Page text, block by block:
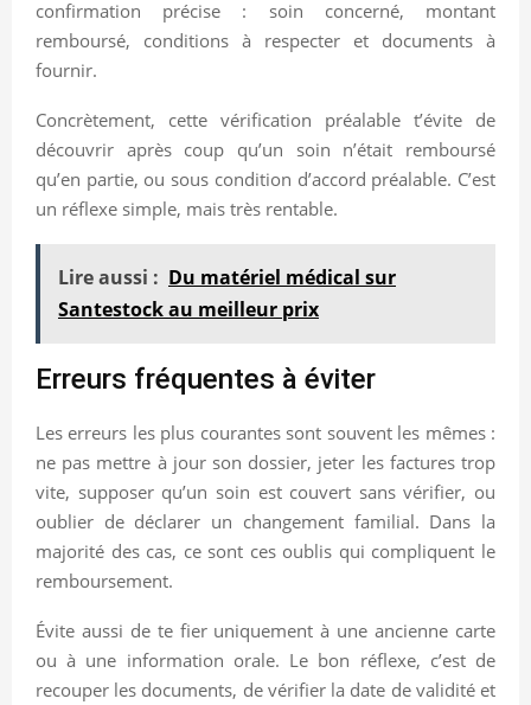
confirmation précise : soin concerné, montant
remboursé, conditions à respecter et documents à
fournir.
Concrètement, cette vérification préalable t’évite de
découvrir après coup qu’un soin n’était remboursé
qu’en partie, ou sous condition d’accord préalable. C’est
un réflexe simple, mais très rentable.
Lire aussi : Du matériel médical sur
Santestock au meilleur prix
Erreurs fréquentes à éviter
Les erreurs les plus courantes sont souvent les mêmes :
ne pas mettre à jour son dossier, jeter les factures trop
vite, supposer qu’un soin est couvert sans vérifier, ou
oublier de déclarer un changement familial. Dans la
majorité des cas, ce sont ces oublis qui compliquent le
remboursement.
Évite aussi de te fier uniquement à une ancienne carte
ou à une information orale. Le bon réflexe, c’est de
recouper les documents, de vérifier la date de validité et